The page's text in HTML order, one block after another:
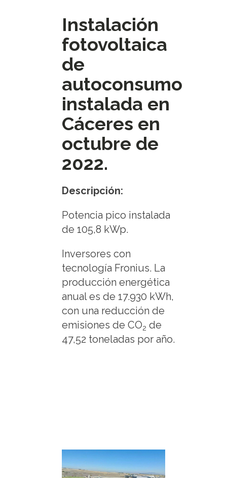
Instalación
fotovoltaica
de
autoconsumo
instalada en
Cáceres en
octubre de
2022.
Descripción:
Potencia pico instalada
de 105,8 kWp.
Inversores con
tecnología Fronius. La
producción energética
anual es de 17.930 kWh,
con una reducción de
emisiones de CO2 de
47,52 toneladas por año.